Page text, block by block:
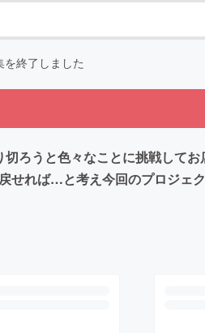
を終了しました
ろうと色々なことに挑戦して
せれば…と考え今回のプロジェ